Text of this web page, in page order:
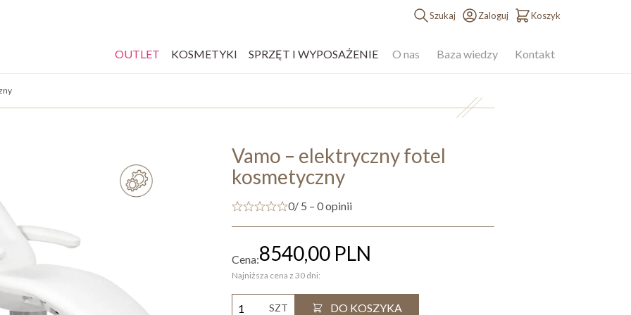
Szukaj Zaloguj Koszyk
OUTLET KOSMETYKI SPRZĘT I WYPOSAŻENIE O nas Baza wiedzy Kontakt
Vamo – elektryczny fotel
kosmetyczny
0/ 5 – 0 opinii
Cena:8540,00 PLN
Najniższa cena z 30 dni:
SZT DO KOSZYKA